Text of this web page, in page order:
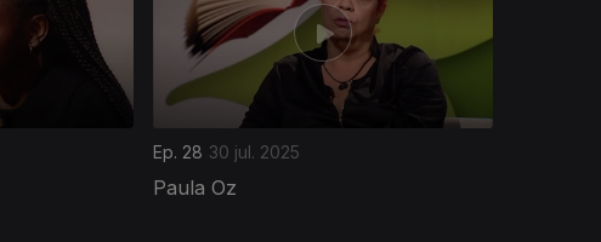
Ep. 28 30 jul. 2025
Paula Oz